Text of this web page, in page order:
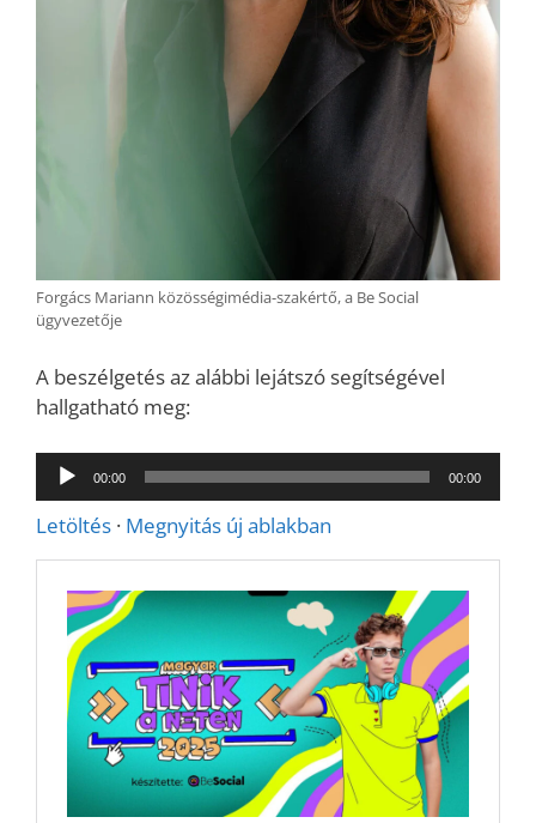
Forgács Mariann közösségimédia-szakértő, a Be Social
ügyvezetője
A beszélgetés az alábbi lejátszó segítségével
hallgatható meg:
Audió
lejátszó
00:00 00:00
Letöltés · Megnyitás új ablakban